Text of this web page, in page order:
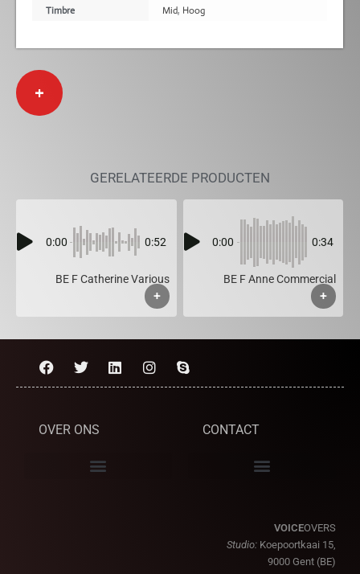
Timbre
Mid, Hoog
+
GERELATEERDE PRODUCTEN
0:00 0:52
BE F Catherine Various
+
0:00 0:34
BE F Anne Commercial
+
OVER ONS CONTACT
VOICEOVERS
Studio: Koepoortkaai 15,
9000 Gent (BE)